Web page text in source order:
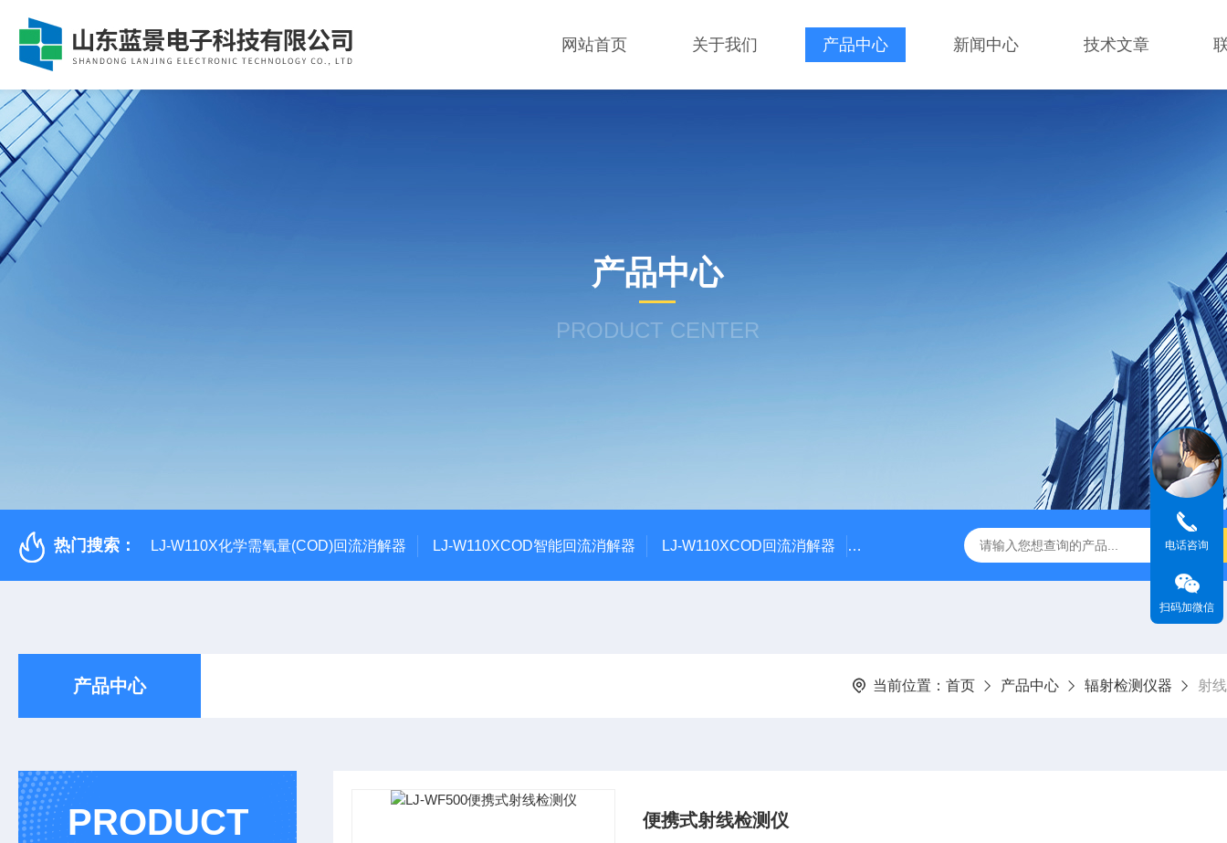
网站首页 关于我们 产品中心 新闻中心 技术文章
产品中心
PRODUCT CENTER
热门搜索： LJ-W110X化学需氧量(COD)回流消解器 LJ-W110XCOD智能回流消解器 LJ-W110XCOD回流消解器 LJ-W110X标准COD消解器 LJ-W110XCOD消解器
产品中心 当前位置： 首页 产品中心 辐射检测仪器 射
PRODUCT 便携式射线检测仪
电话咨询
扫码加微信